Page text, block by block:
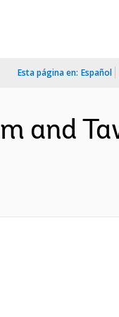
Esta página en: Español
and